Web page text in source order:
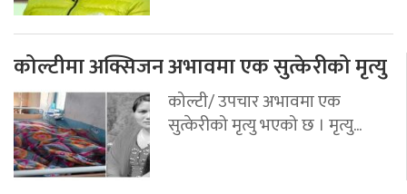
कोल्टीमा अक्सिजन अभावमा एक सुत्केरीको मृत्यु
कोल्टी/ उपचार अभावमा एक
सुत्केरीको मृत्यु भएको छ । मृत्यु...